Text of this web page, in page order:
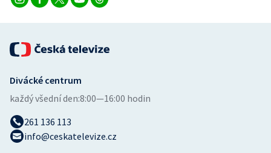
Golf
Gymnastika
Házená
Jezdectví
Divácké centrum
každý všední den:8:00—16:00 hodin
261 136 113
info@ceskatelevize.cz